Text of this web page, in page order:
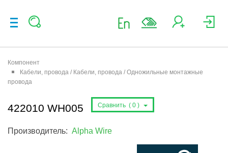
Компонент
Кабели, провода / Кабели, провода / Одножильные монтажные
провода
422010 WH005 Сравнить ( 0 )
Производитель: Alpha Wire